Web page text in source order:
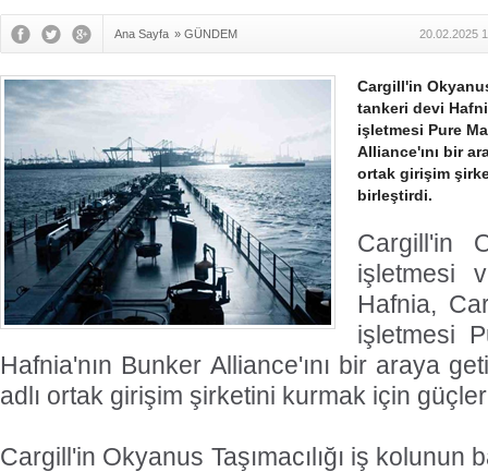
Ana Sayfa » GÜNDEM 20.02.2025
Cargill'in
tankeri devi
işletmesi Pure
Alliance'ını bir
ortak girişim
birleştirdi.
Cargill'in
işletmesi
Hafnia,
işletmesi
Hafnia'nın Bunker Alliance'ını bir araya
adlı ortak girişim şirketini kurmak için
Cargill'in Okyanus Taşımacılığı iş kolunun